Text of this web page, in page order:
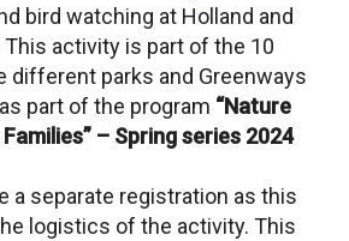
bird watching at Holland and
This activity is part of the 10
different parks and Greenways
part of the program “Nature
– Spring series 2024
a separate registration as this
logistics of the activity. This